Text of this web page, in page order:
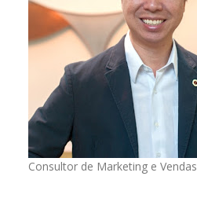
Consultor de Marketing e Vendas